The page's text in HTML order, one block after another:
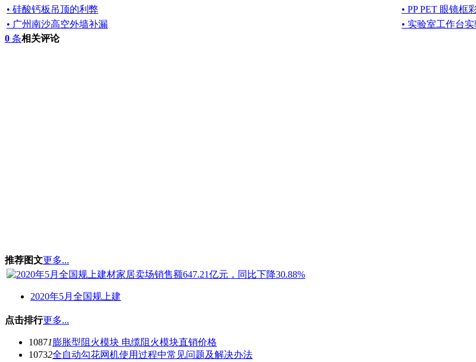
• 硅酸钙板吊顶的利弊
• PP PET 眼镜框
• 广州南沙高空外墙补漏
• 实验室工作台
0 条相关评论
推荐图文更多...
2020年5月全国规上建
点击排行更多...
10871膨胀型阻火模块 电缆阻火模块直销价格
10732全自动勾花网机使用过程中常见问题及解决办法